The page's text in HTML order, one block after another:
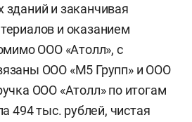
и заканчивая
и оказанием
ООО «Атолл», с
ООО «М5 Групп» и ООО
ООО «Атолл» по итогам
494 тыс. рублей, чистая